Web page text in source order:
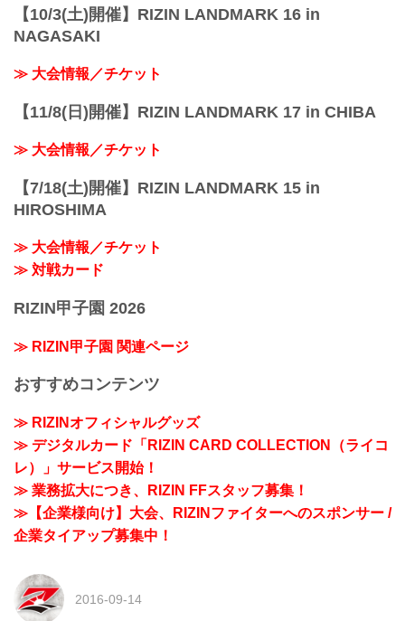
【10/3(土)開催】RIZIN LANDMARK 16 in
NAGASAKI
≫ 大会情報／チケット
【11/8(日)開催】RIZIN LANDMARK 17 in CHIBA
≫ 大会情報／チケット
【7/18(土)開催】RIZIN LANDMARK 15 in
HIROSHIMA
≫ 大会情報／チケット
≫ 対戦カード
RIZIN甲子園 2026
≫ RIZIN甲子園 関連ページ
おすすめコンテンツ
≫ RIZINオフィシャルグッズ
≫ デジタルカード「RIZIN CARD COLLECTION（ライコ
レ）」サービス開始！
≫ 業務拡大につき、RIZIN FFスタッフ募集！
≫【企業様向け】大会、RIZINファイターへのスポンサー /
企業タイアップ募集中！
2016-09-14